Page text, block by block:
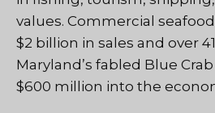
values. Commercial
$2 billion in sales and over
Maryland’s fabled Blue
$600 million into the